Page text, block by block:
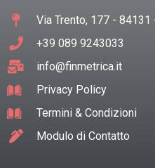
Via Trento, 177 - 84131
+39 089 9243033
info@finmetrica.it
Privacy Policy
Termini & Condizioni
Modulo di Contatto